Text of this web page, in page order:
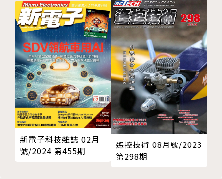
O-RAN專網步入商業驗證階段
邊緣AI影像應用賦能智慧駕駛
深耕布局商用/乘用車智慧座艙
產品搶鮮報
產業即時通
廣告索引
劃撥單
新電子科技雜誌 02月
號/2024 第455期
遙控技術 08月號/2023
第298期